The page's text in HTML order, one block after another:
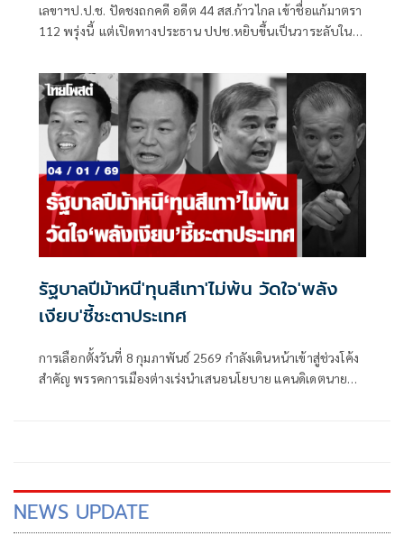
เลขาฯป.ป.ช. ปัดชงถกคดี อดีต 44 สส.ก้าวไกล เข้าชื่อแก้มาตรา
112 พรุ่งนี้ แต่เปิดทางประธาน ปปช.หยิบขึ้นเป็นวาระลับในที่
รัฐบาลปีม้าหนี'ทุนสีเทา'ไม่พ้น วัดใจ'พลัง
เงียบ'ชี้ชะตาประเทศ
การเลือกตั้งวันที่ 8 กุมภาพันธ์ 2569 กำลังเดินหน้าเข้าสู่ช่วงโค้ง
สำคัญ พรรคการเมืองต่างเร่งนำเสนอนโยบาย แคนดิเดตนายก
NEWS UPDATE